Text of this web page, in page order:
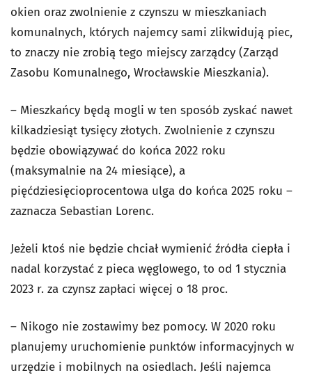
okien oraz zwolnienie z czynszu w mieszkaniach
komunalnych, których najemcy sami zlikwidują piec,
to znaczy nie zrobią tego miejscy zarządcy (Zarząd
Zasobu Komunalnego, Wrocławskie Mieszkania).
– Mieszkańcy będą mogli w ten sposób zyskać nawet
kilkadziesiąt tysięcy złotych. Zwolnienie z czynszu
będzie obowiązywać do końca 2022 roku
(maksymalnie na 24 miesiące), a
pięćdziesięcioprocentowa ulga do końca 2025 roku –
zaznacza Sebastian Lorenc.
Jeżeli ktoś nie będzie chciał wymienić źródła ciepła i
nadal korzystać z pieca węglowego, to od 1 stycznia
2023 r. za czynsz zapłaci więcej o 18 proc.
– Nikogo nie zostawimy bez pomocy. W 2020 roku
planujemy uruchomienie punktów informacyjnych w
urzędzie i mobilnych na osiedlach. Jeśli najemca